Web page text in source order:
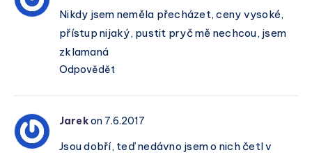
Nikdy jsem neměla přecházet, ceny vysoké,
přístup nijaký, pustit pryč mě nechcou, jsem
zklamaná
Odpovědět
Jarekon 7.6.2017
Jsou dobří, teď nedávno jsem o nich četl v